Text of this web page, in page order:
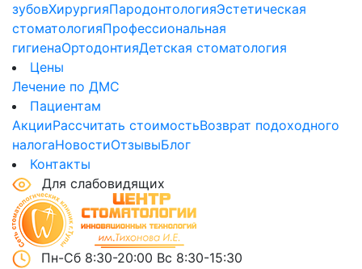
зубовХирургияПародонтологияЭстетическая
стоматологияПрофессиональная
гигиенаОртодонтияДетская стоматология
Цены
Лечение по ДМС
Пациентам
АкцииРассчитать стоимостьВозврат подоходного
налогаНовостиОтзывыБлог
Контакты
Для слабовидящих
Пн-Сб 8:30-20:00 Вс 8:30-15:30